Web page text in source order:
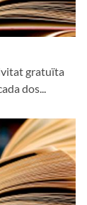
gratuïta
dos...